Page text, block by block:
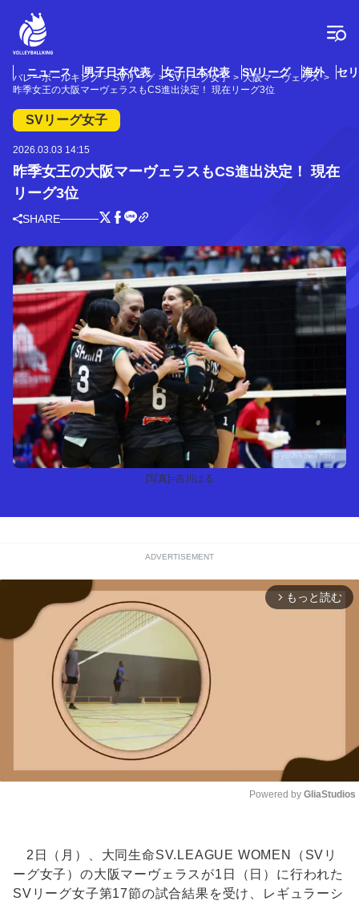
ニュース 男子日本代表 女子日本代表 SVリーグ 海外 セ
バレーボールキング SVリーグ SVリーグ女子
大阪マーヴェラス
昨季女王の大阪マーヴェラスもCS進出決定！ 現在リーグ3位
SVリーグ女子
2026.03.03 14:15
昨季女王の大阪マーヴェラスもCS進出決定！ 現在
リーグ3位
SHARE
[写真]=吉川はる
ADVERTISEMENT
arrow_forward_ios もっと読む
Powered by GliaStudios
2日（月）、大同生命SV.LEAGUE WOMEN（SVリ
ーグ女子）の大阪マーヴェラスが1日（日）に行われた
SVリーグ女子第17節の試合結果を受け、レギュラーシ